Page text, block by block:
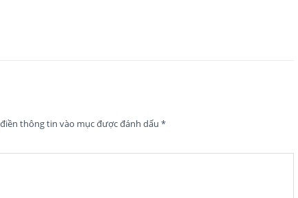
thông tin vào mục được đánh dấu *